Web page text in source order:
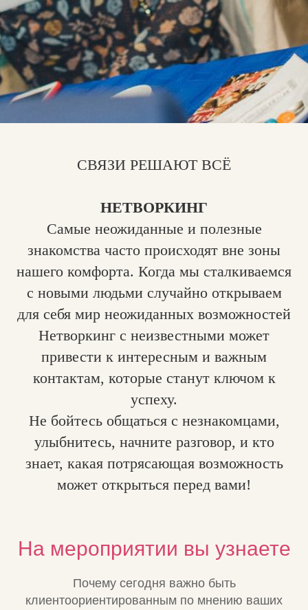
СВЯЗИ РЕШАЮТ ВСЁ
НЕТВОРКИНГ
Самые неожиданные и полезные
знакомства часто происходят вне зоны
нашего комфорта. Когда мы сталкиваемся
с новыми людьми случайно открываем
для себя мир неожиданных возможностей
Нетворкинг с неизвестными может
привести к интересным и важным
контактам, которые станут ключом к
успеху.
Не бойтесь общаться с незнакомцами,
улыбнитесь, начните разговор, и кто
знает, какая потрясающая возможность
может открыться перед вами!
На мероприятии вы узнаете
Почему сегодня важно быть
клиентоориентированным по мнению ваших